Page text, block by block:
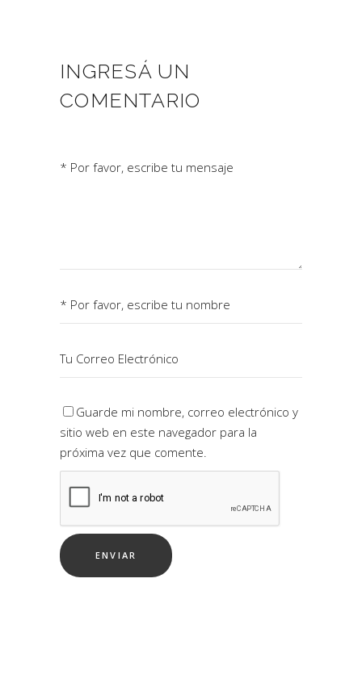
INGRESÁ UN
COMENTARIO
Guarde mi nombre, correo electrónico y
sitio web en este navegador para la
próxima vez que comente.